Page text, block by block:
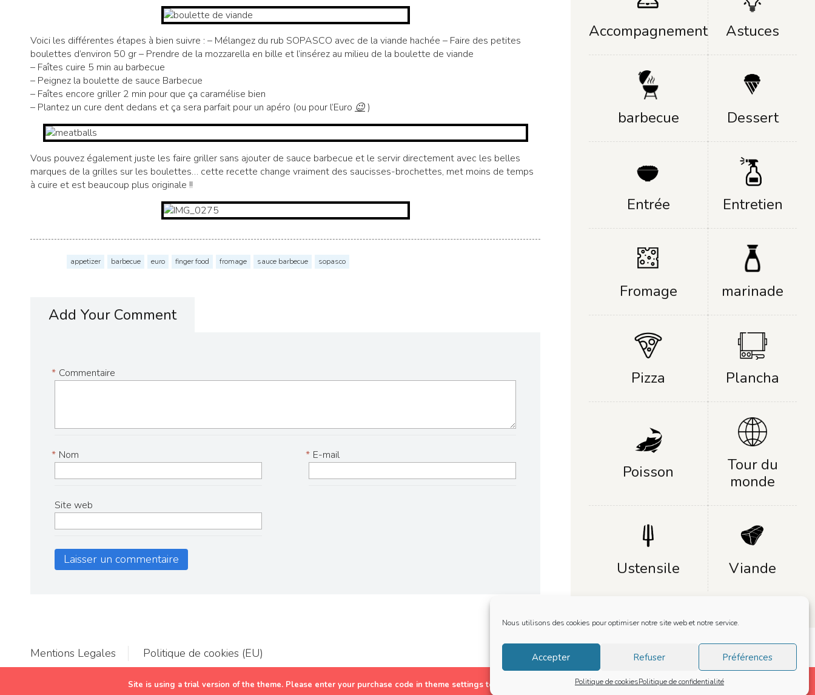
Nous utilisons des cookies pour optimiser notre site web et notre service.
Accepter Refuser Préférences
Politique de cookiesPolitique de confidentialité
Voici les différentes étapes à bien suivre : – Mélangez du rub SOPASCO avec de la viande hachée – Faire des petites
boulettes d’environ 50 gr – Prendre de la mozzarella en bille et l’insérez au milieu de la boulette de viande
– Faîtes cuire 5 min au barbecue
– Peignez la boulette de sauce Barbecue
– Faîtes encore griller 2 min pour que ça caramélise bien
– Plantez un cure dent dedans et ça sera parfait pour un apéro (ou pour l’Euro 😉)
Vous pouvez également juste les faire griller sans ajouter de sauce barbecue et le servir directement avec les belles
marques de la grilles sur les boulettes… cette recette change vraiment des saucisses-brochettes, met moins de temps
à cuire et est beaucoup plus originale !!
appetizer barbecue euro finger food fromage sauce barbecue sopasco
Add Your Comment
Commentaire
*
Nom
* E-mail
*
Site web
Accompagnement Astuces
barbecue Dessert
Entrée Entretien
Fromage marinade
Pizza Plancha
Poisson
Tour du
monde
Ustensile Viande
Mentions Legales Politique de cookies (EU)
Site is using a trial version of the theme. Please enter your purchase code in theme settings to activate it or purchase this wordpress theme here